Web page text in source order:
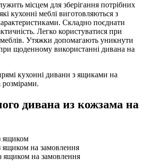
місцем для зберігання потрібних
кухонні меблі виготовляються з
Складно поєднати
Легко користуватися при
Утяжки допомагають уникнути
щоденному використанні дивана на
кухонні дивани з ящиками на
розмірами.
дивана из кожзама на